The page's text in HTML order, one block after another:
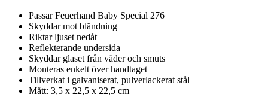
Passar Feuerhand Baby Special 276
Skyddar mot bländning
Riktar ljuset nedåt
Reflekterande undersida
Skyddar glaset från väder och smuts
Monteras enkelt över handtaget
Tillverkat i galvaniserat, pulverlackerat stål
Mått: 3,5 x 22,5 x 22,5 cm